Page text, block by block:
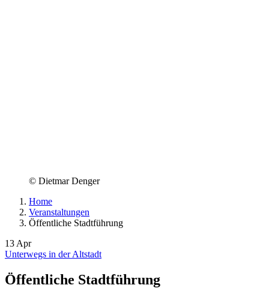
© Dietmar Denger
Home
Veranstaltungen
Öffentliche Stadtführung
13 Apr
Unterwegs in der Altstadt
Öffentliche Stadtführung